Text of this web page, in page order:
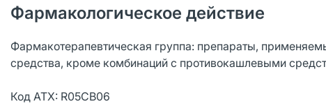
Фармакологическое действие
Фармакотерапевтическая группа: препараты,
средства, кроме комбинаций с противокашлевыми
Код АТХ: R05CB06